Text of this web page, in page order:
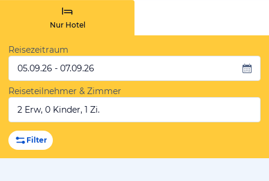
Nur Hotel
Reisezeitraum
05.09.26 - 07.09.26
Reiseteilnehmer & Zimmer
2 Erw, 0 Kinder, 1 Zi.
Filter